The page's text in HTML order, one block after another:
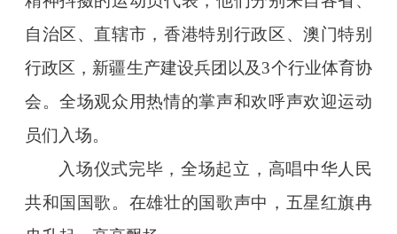
自治区、直辖市，香港特别行政区、澳门特别
行政区，新疆生产建设兵团以及3个行业体育协
会。全场观众用热情的掌声和欢呼声欢迎运动
员们入场。
入场仪式完毕，全场起立，高唱中华人民
共和国国歌。在雄壮的国歌声中，五星红旗冉